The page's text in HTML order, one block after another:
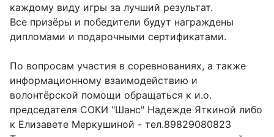
каждому виду игры за лучший результат.
Все призёры и победители будут награждены
дипломами и подарочными сертификатами.
По вопросам участия в соревнованиях, а также
информационному взаимодействию и
волонтёрской помощи обращаться к и.о.
председателя СОКИ "Шанс" Надежде Яткиной либо
к Елизавете Меркушиной - тел.89829080823